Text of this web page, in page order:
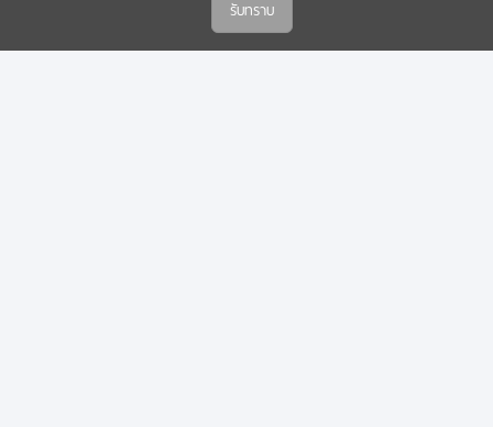
รับทราบ
นโยบายในการคุ้มครองข้อมูลส่วนบุคคล